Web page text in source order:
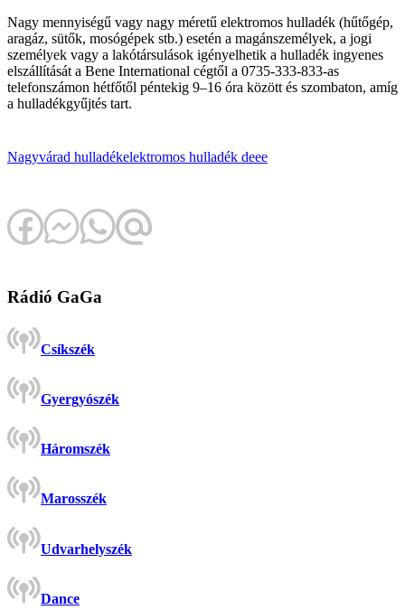
Nagy mennyiségű vagy nagy méretű elektromos hulladék (hűtőgép,
aragáz, sütők, mosógépek stb.) esetén a magánszemélyek, a jogi
személyek vagy a lakótársulások igényelhetik a hulladék ingyenes
elszállítását a Bene International cégtől a 0735-333-833-as
telefonszámon hétfőtől péntekig 9–16 óra között és szombaton, amíg
a hulladékgyűjtés tart.
Nagyvárad hulladékelektromos hulladék deee
Rádió GaGa
Csíkszék
Gyergyószék
Háromszék
Marosszék
Udvarhelyszék
Dance